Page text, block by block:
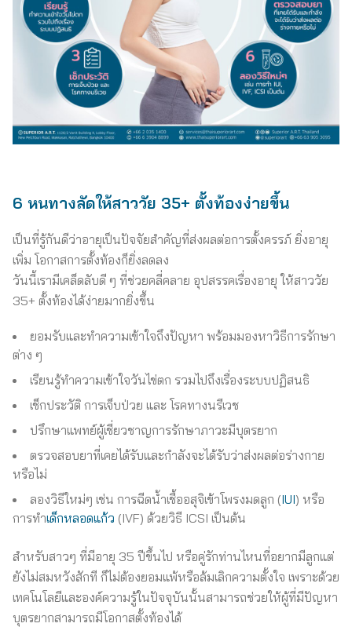
6 หนทางลัดให้สาววัย 35+ ตั้งท้องง่ายขึ้น
เป็นที่รู้กันดีว่าอายุเป็นปัจจัยสำคัญที่ส่งผลต่อการตั้งครรภ์ ยิ่งอายุ
เพิ่ม โอกาสการตั้งท้องก็ยิ่งลดลง
วันนี้เรามีเคล็ดลับดี ๆ ที่ช่วยคลี่คลาย อุปสรรคเรื่องอายุ ให้สาววัย
35+ ตั้งท้องได้ง่ายมากยิ่งขึ้น
ยอมรับและทำความเข้าใจถึงปัญหา พร้อมมองหาวิธีการรักษา
ต่าง ๆ
เรียนรู้ทำความเข้าใจวันไข่ตก รวมไปถึงเรื่องระบบปฏิสนธิ
เช็กประวัติ การเจ็บป่วย และ โรคทางนรีเวช
ปรึกษาแพทย์ผู้เชี่ยวชาญการรักษาภาวะมีบุตรยาก
ตรวจสอบยาที่เคยได้รับและกำลังจะได้รับว่าส่งผลต่อร่างกาย
หรือไม่
ลองวิธีใหม่ๆ เช่น การฉีดน้ำเชื้ออสุจิเข้าโพรงมดลูก (IUI) หรือ
การทำเด็กหลอดแก้ว (IVF) ด้วยวิธี ICSI เป็นต้น
สำหรับสาวๆ ที่มีอายุ 35 ปีขึ้นไป หรือคู่รักท่านไหนที่อยากมีลูกแต่
ยังไม่สมหวังสักที ก็ไม่ต้องยอมแพ้หรือล้มเลิกความตั้งใจ เพราะด้วย
เทคโนโลยีและองค์ความรู้ในปัจจุบันนั้นสามารถช่วยให้ผู้ที่มีปัญหา
บุตรยากสามารถมีโอกาสตั้งท้องได้